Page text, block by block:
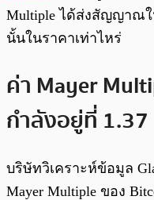
Multiple ได้ส่งสัญญาณใ
นั้นในราคาเท่าไหร่
ค่า Mayer
กำลังอยู่ที่ 1.37
บริษัทวิเคราะห์ข้อมูล
Mayer Multiple ของ